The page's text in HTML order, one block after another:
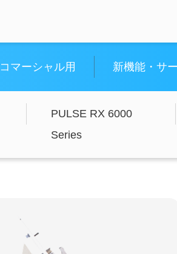
コマーシャル用 新機能・サ
PULSE RX 6000
Series